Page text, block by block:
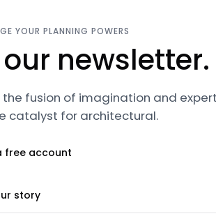
YOUR PLANNING POWERS
newsletter.
the fusion of imagination and
catalyst for architectural.
free account
story